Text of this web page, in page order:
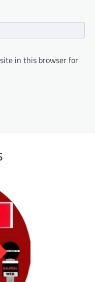
in this browser for